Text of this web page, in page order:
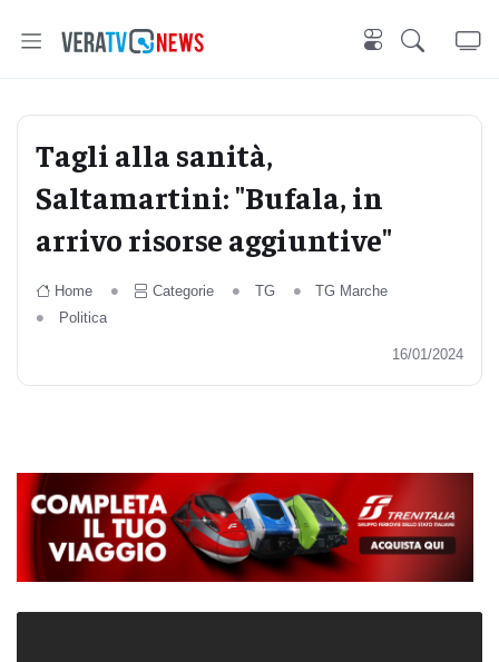
Tagli alla sanità,
Saltamartini: "Bufala, in
arrivo risorse aggiuntive"
Home Categorie TG
TG Marche
Politica
16/01/2024